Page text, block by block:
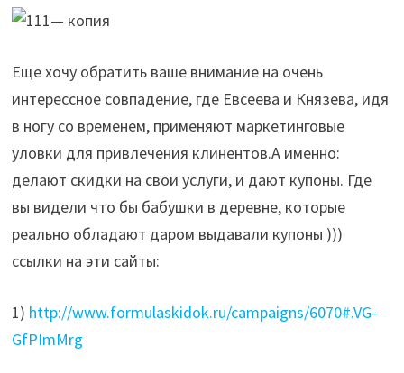
Еще хочу обратить ваше внимание на очень
интерессное совпадение, где Евсеева и Князева, идя
в ногу со временем, применяют маркетинговые
уловки для привлечения клинентов.А именно:
делают скидки на свои услуги, и дают купоны. Где
вы видели что бы бабушки в деревне, которые
реально обладают даром выдавали купоны )))
ссылки на эти сайты:
1) http://www.formulaskidok.ru/campaigns/6070#.VG-
GfPImMrg